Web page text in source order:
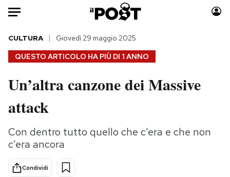
Auto
HOME
Italia
Politica
Tecnologia
Internet
Scienza
Cultura
Moda
Storie/Idee
QUESTO ARTICOLO HA PIÙ DI 1 ANNO
CULTURA Giovedì 29 maggio 2025
Un’altra canzone dei Massive
attack
Con dentro tutto quello che c’era e che non
c’era ancora
Condividi